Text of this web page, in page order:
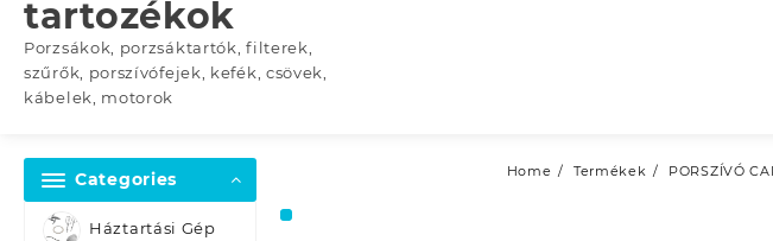
tartozékok
Porzsákok, porzsáktartók, filterek,
szűrők, porszívófejek, kefék, csövek,
kábelek, motorok
Categories
Háztartási Gép
Home Termékek PORSZÍVÓ